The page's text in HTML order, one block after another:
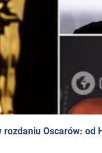
rozdaniu Oscarów: od